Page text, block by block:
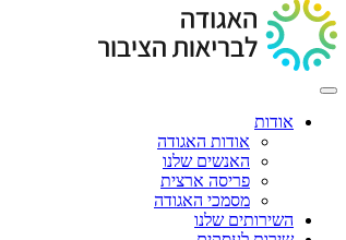
אודות
אודות האגודה
האנשים שלנו
פריסה ארצית
מסמכי האגודה
השירותים שלנו